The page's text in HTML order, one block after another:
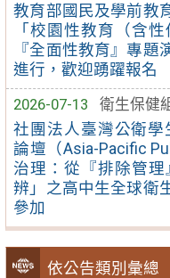
教育部國民及學前教
「校園性教育（含
『全面性教育』專
進行，歡迎踴躍報名
2026-07-13
衛生保健
社團法人臺灣公衛
論壇（Asia-Pacific
治理：從『排除管
辨」之高中生全球衛
參加
依公告類別彙總